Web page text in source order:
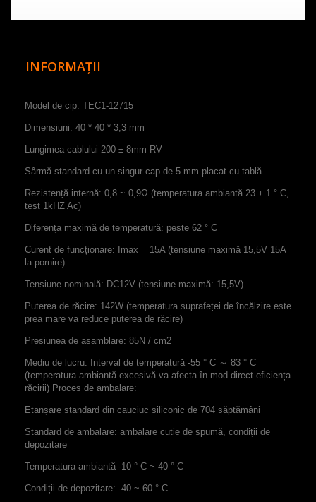
INFORMAȚII
Model de cip: TEC1-12715
Dimensiuni: 40 * 40 * 3,3 mm
Lungimea cablului 200 ± 8mm RV
Sârmă standard cu un singur cap de 5 mm placat cu tablă
Rezistență internă: 0,8 ~ 0,9Ω (temperatura ambiantă 23 ± 1 ° C,
test 1kHZ Ac)
Diferența maximă de temperatură: peste 62 ° C
Curent de funcționare: Imax = 15A (tensiune maximă 15,5V 15A
la pornire)
Tensiune nominală: DC12V (tensiune maximă: 15,5V)
Puterea de răcire: 142W (temperatura suprafeței de încălzire este
prea mare va reduce puterea de răcire)
Presiunea de asamblare: 85N / cm2
Mediu de lucru: Interval de temperatură -55 ° C ～ 83 ° C
(temperatura ambiantă excesivă va afecta în mod direct eficiența
răcirii) Proces de ambalare:
Etanșare standard din cauciuc siliconic de 704 săptămâni
Standard de ambalare: ambalare cutie de spumă, condiții de
depozitare
Temperatura ambiantă -10 ° C ~ 40 ° C
Condiții de depozitare: -40 ~ 60 ° C